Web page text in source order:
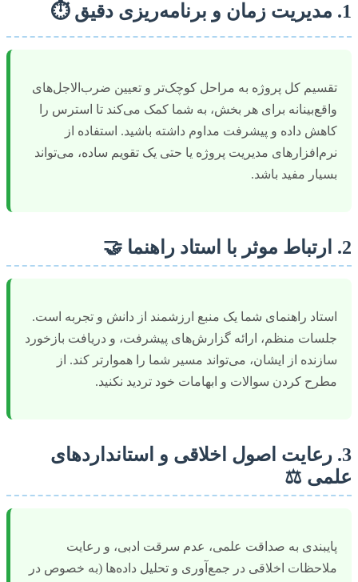
1. مدیریت زمان و برنامه‌ریزی دقیق ⏱️
تقسیم کل پروژه به مراحل کوچک‌تر و تعیین ضرب‌الاجل‌های
واقع‌بینانه برای هر بخش، به شما کمک می‌کند تا استرس را
کاهش داده و پیشرفت مداوم داشته باشید. استفاده از
نرم‌افزارهای مدیریت پروژه یا حتی یک تقویم ساده، می‌تواند
بسیار مفید باشد.
2. ارتباط موثر با استاد راهنما 🤝
استاد راهنمای شما یک منبع ارزشمند از دانش و تجربه است.
جلسات منظم، ارائه گزارش‌های پیشرفت، و دریافت بازخورد
سازنده از ایشان، می‌تواند مسیر شما را هموارتر کند. از
مطرح کردن سوالات و ابهامات خود تردید نکنید.
3. رعایت اصول اخلاقی و استانداردهای
علمی ⚖️
پایبندی به صداقت علمی، عدم سرقت ادبی، و رعایت
ملاحظات اخلاقی در جمع‌آوری و تحلیل داده‌ها (به خصوص در